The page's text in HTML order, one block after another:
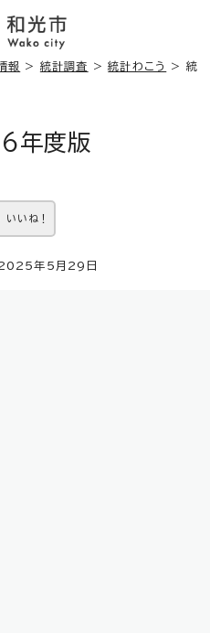
報 > 統計調査 >統計わこう
> 統
年度版
いいね！
年5月29日